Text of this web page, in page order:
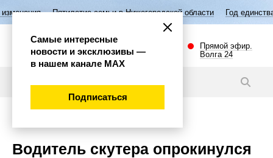
семьи в Нижегородской области Год единства народов
Прямой эфир.
Волга 24
Водитель скутера опрокинулся
Самые интересные
новости и эксклюзивы —
в нашем канале МАХ
Подписаться